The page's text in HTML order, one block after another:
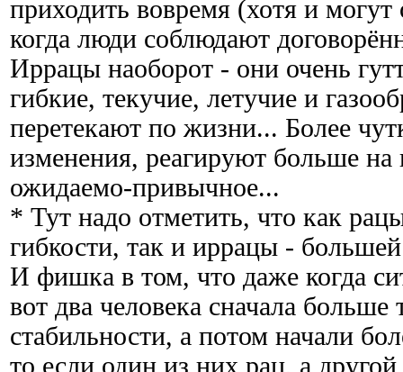
приходить вовремя (хотя и могут
когда люди соблюдают
Иррацы наоборот - они очень
гибкие, текучие, летучие и
перетекают по жизни... Более
изменения, реагируют больше на
ожидаемо-привычное...
* Тут надо отметить, что как
гибкости, так и иррацы -
И фишка в том, что даже когда
вот два человека сначала больше
стабильности, а потом начали
то если один из них рац, а